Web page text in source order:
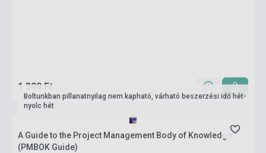
1 399 Ft
Boltunkban pillanatnyilag nem kapható, várható beszerzési idő hét-
nyolc hét
A Guide to the Project Management Body of Knowledge
(PMBOK Guide)